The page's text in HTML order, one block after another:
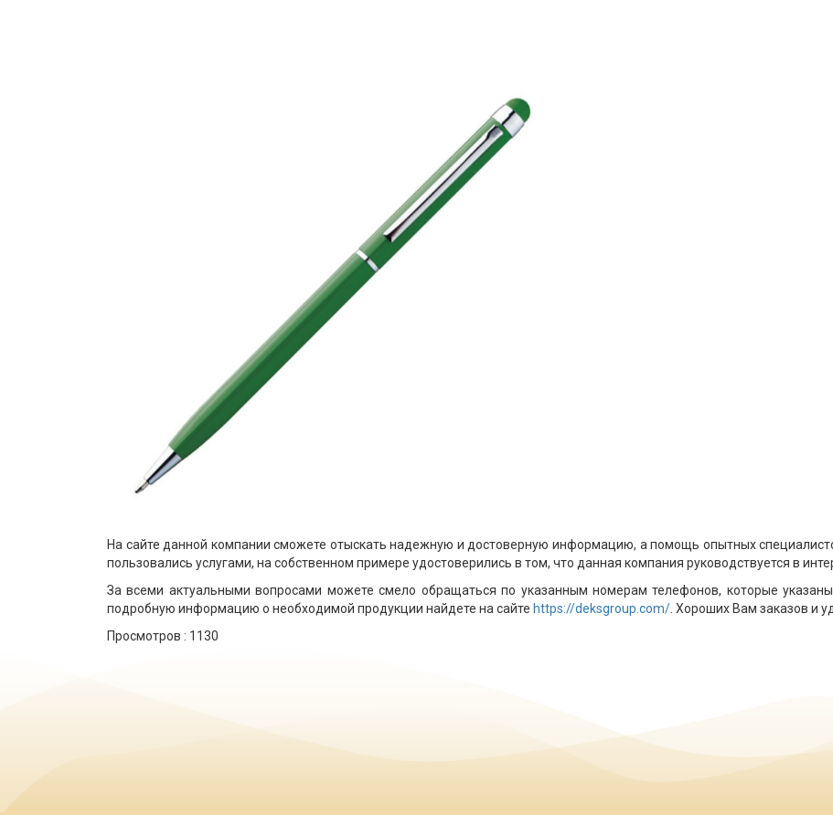
На сайте данной компании сможете отыскать надежную и достоверную информацию, а помощь опытных
пользовались услугами, на собственном примере удостоверились в том, что данная компания руководствуется в
За всеми актуальными вопросами можете смело обращаться по указанным номерам телефонов, которые
подробную информацию о необходимой продукции найдете на сайте https://deksgroup.com/ . Хороших Вам заказов и
Просмотров : 1130